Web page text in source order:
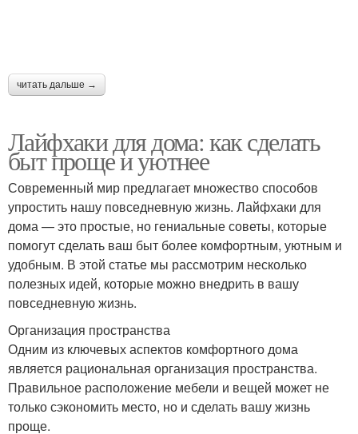
читать дальше →
Лайфхаки для дома: как сделать
быт проще и уютнее
Современный мир предлагает множество способов
упростить нашу повседневную жизнь. Лайфхаки для
дома — это простые, но гениальные советы, которые
помогут сделать ваш быт более комфортным, уютным и
удобным. В этой статье мы рассмотрим несколько
полезных идей, которые можно внедрить в вашу
повседневную жизнь.
Организация пространства
Одним из ключевых аспектов комфортного дома
является рациональная организация пространства.
Правильное расположение мебели и вещей может не
только сэкономить место, но и сделать вашу жизнь
проще.